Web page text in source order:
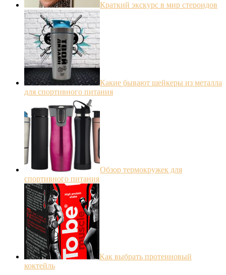
Краткий экскурс в мир стероидов
Какие бывают шейкеры из металла
для спортивного питания
Обзор термокружек для
спортивного питания
Как выбрать протеиновый
коктейль